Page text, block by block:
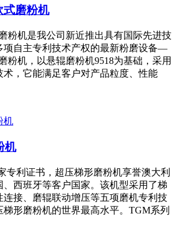
磨粉机
粉机是我公司新近推出具有国际先进技
项自主专利技术产权的最新粉磨设备—
粉机，以悬辊磨粉机9518为基础，采用
术，它能满足客户对产品粒度、性能
机
专利证书，超压梯形磨粉机享誉澳大利
、西班牙等客户国家。该机型采用了梯
连接、磨辊联动增压等五项磨机专利技
形磨粉机的世界最高水平。TGM系列